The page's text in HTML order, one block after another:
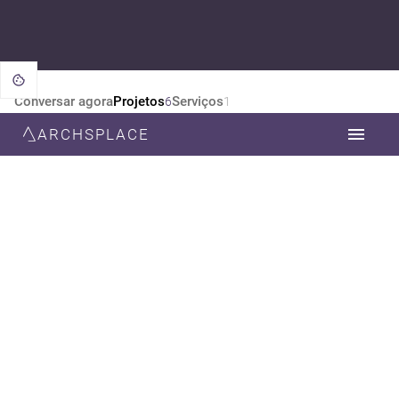
ARCHSPLACE
Conversar agoraProjetos6Serviços1
CATEGORIA
TODOS DESIGN DE INTERIORES ARQUITETURA